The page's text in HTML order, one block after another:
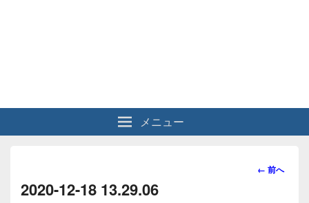
メニュー
画
← 前へ
2020-12-18 13.29.06